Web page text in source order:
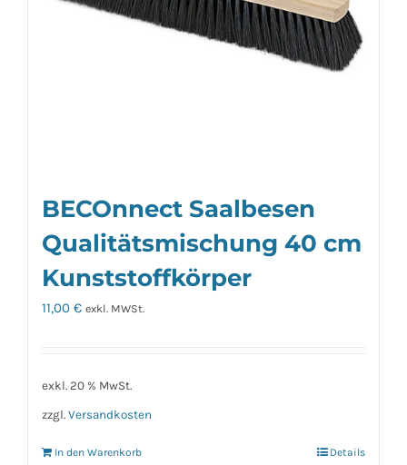
BECOnnect Saalbesen
Qualitätsmischung 40 cm
Kunststoffkörper
11,00 € exkl. MWSt.
exkl. 20 % MwSt.
zzgl. Versandkosten
In den Warenkorb Details